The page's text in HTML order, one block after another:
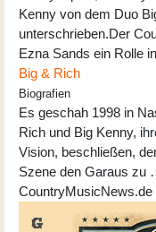
Kenny von dem Duo
unterschrieben.Der
Ezna Sands ein Rolle
Big & Rich
Biografien
Es geschah 1998 in
Rich und Big Kenny,
Vision, beschließen,
Szene den Garaus zu
CountryMusicNews.de